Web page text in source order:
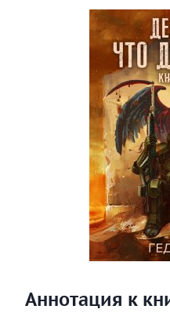
Аннотация к